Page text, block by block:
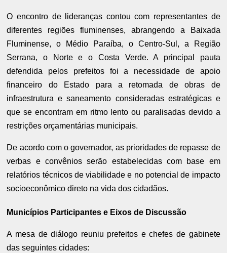
O encontro de lideranças contou com representantes de
diferentes regiões fluminenses, abrangendo a Baixada
Fluminense, o Médio Paraíba, o Centro-Sul, a Região
Serrana, o Norte e o Costa Verde. A principal pauta
defendida pelos prefeitos foi a necessidade de apoio
financeiro do Estado para a retomada de obras de
infraestrutura e saneamento consideradas estratégicas e
que se encontram em ritmo lento ou paralisadas devido a
restrições orçamentárias municipais.
De acordo com o governador, as prioridades de repasse de
verbas e convênios serão estabelecidas com base em
relatórios técnicos de viabilidade e no potencial de impacto
socioeconômico direto na vida dos cidadãos.
Municípios Participantes e Eixos de Discussão
A mesa de diálogo reuniu prefeitos e chefes de gabinete
das seguintes cidades: